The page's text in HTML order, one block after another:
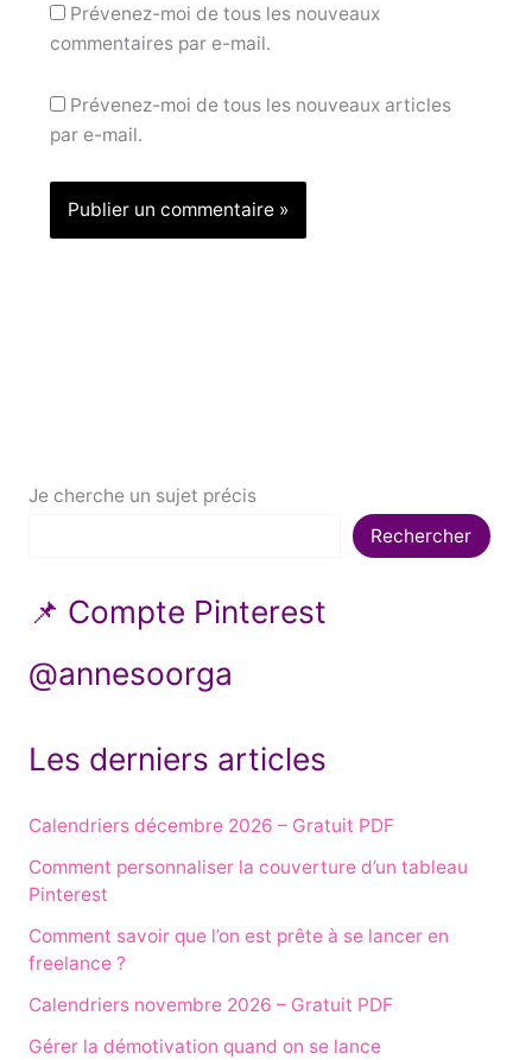
Prévenez-moi de tous les nouveaux
commentaires par e-mail.
Prévenez-moi de tous les nouveaux articles
par e-mail.
Je cherche un sujet précis
Rechercher
📌 Compte Pinterest
@annesoorga
Les derniers articles
Calendriers décembre 2026 – Gratuit PDF
Comment personnaliser la couverture d’un tableau
Pinterest
Comment savoir que l’on est prête à se lancer en
freelance ?
Calendriers novembre 2026 – Gratuit PDF
Gérer la démotivation quand on se lance